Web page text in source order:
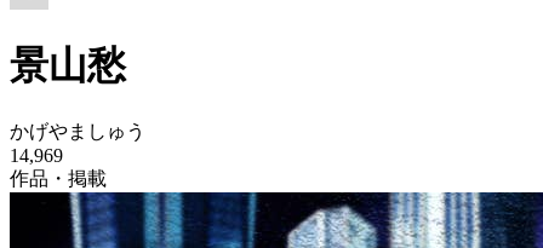
景山愁
かげやましゅう
14,969
作品・掲載